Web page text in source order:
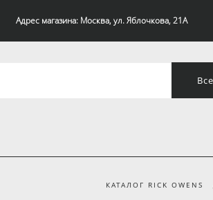
Адрес магазина: Москва, ул. Яблочкова, 21А
КАТАЛОГ RICK OWENS